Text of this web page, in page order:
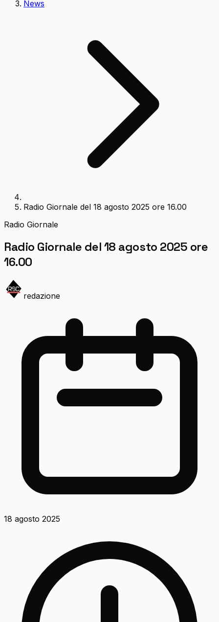
News
Radio Giornale del 18 agosto 2025 ore 16.00
Radio Giornale
Radio Giornale del 18 agosto 2025 ore
16.00
redazione
18 agosto 2025